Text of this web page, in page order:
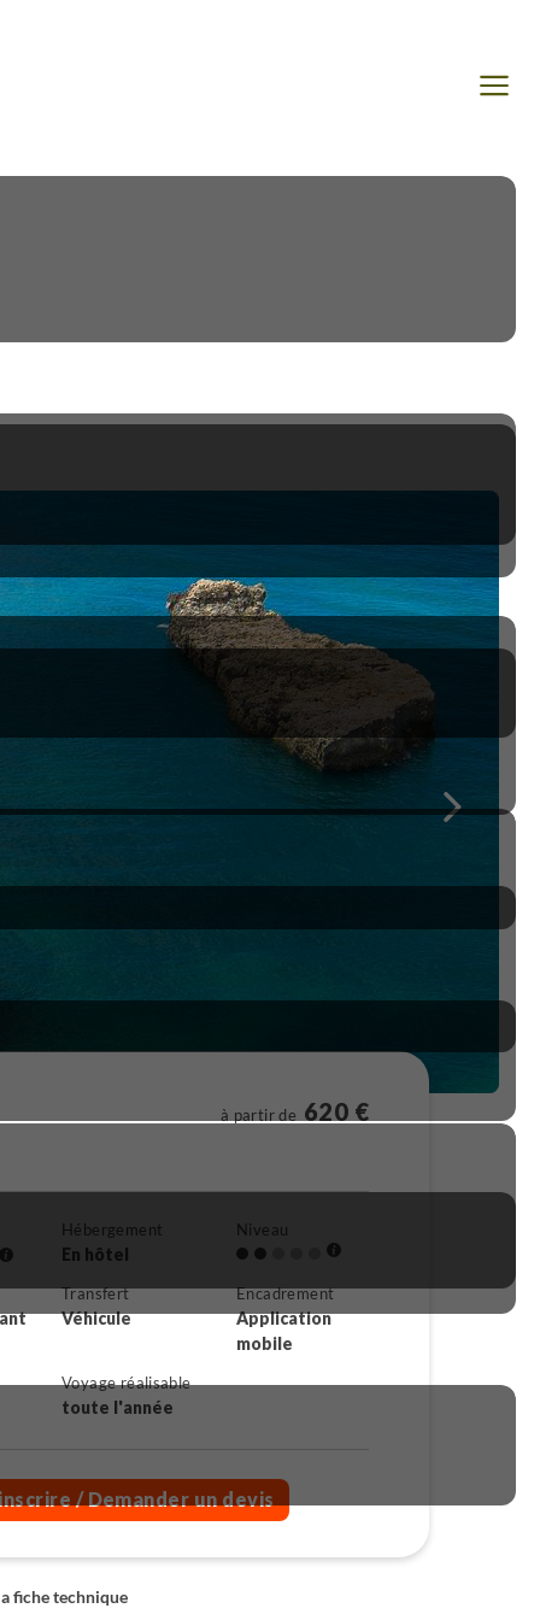
à partir de 620 €
Hébergement
En hôtel
Niveau
Transfert
Véhicule
Encadrement
Application
mobile
Voyage réalisable
toute l'année
/ Demander un devis
fiche technique